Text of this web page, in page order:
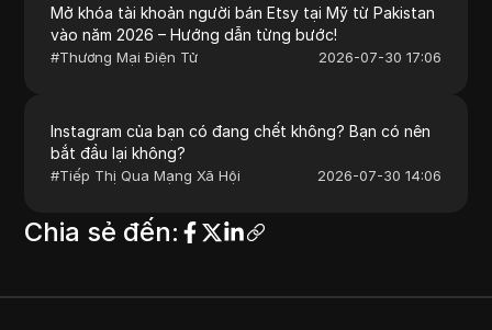
Mở khóa tài khoản người bán Etsy tại Mỹ từ Pakistan
vào năm 2026 – Hướng dẫn từng bước!
#Thương Mại Điện Tử 2026-07-30 17:06
Instagram của bạn có đang chết không? Bạn có nên
bắt đầu lại không?
#Tiếp Thị Qua Mạng Xã Hội 2026-07-30 14:06
Chia sẻ đến: